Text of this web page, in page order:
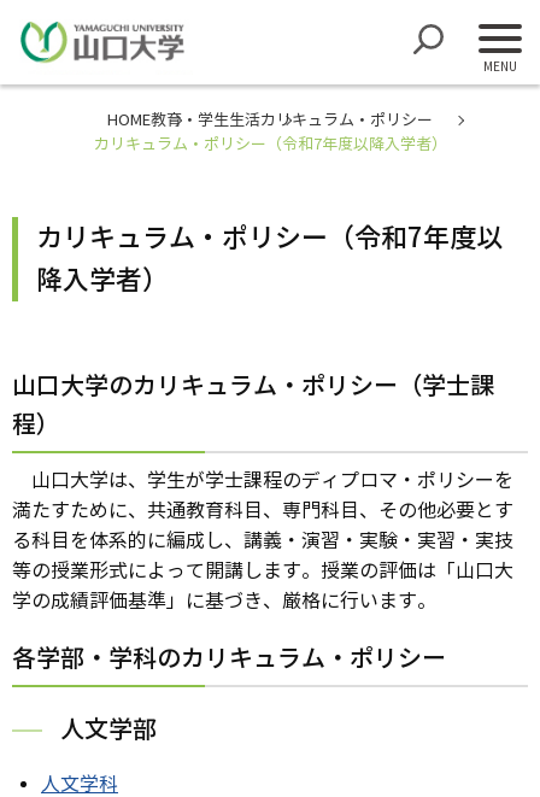
HOME教育・学生生活カリキュラム・ポリシー
カリキュラム・ポリシー（令和7年度以降入学者）
カリキュラム・ポリシー（令和7年度以
降入学者）
山口大学のカリキュラム・ポリシー（学士課
程）
山口大学は、学生が学士課程のディプロマ・ポリシーを
満たすために、共通教育科目、専門科目、その他必要とす
る科目を体系的に編成し、講義・演習・実験・実習・実技
等の授業形式によって開講します。授業の評価は「山口大
学の成績評価基準」に基づき、厳格に行います。
各学部・学科のカリキュラム・ポリシー
人文学部
人文学科